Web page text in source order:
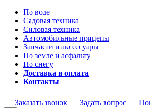
По воде
Садовая техника
Силовая техника
Автомобильные прицепы
Запчасти и аксессуары
По земле и асфальту
По снегу
Доставка и оплата
Контакты
Заказать звонок Задать вопрос